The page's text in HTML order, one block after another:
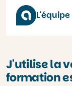
J'utilise la
formation